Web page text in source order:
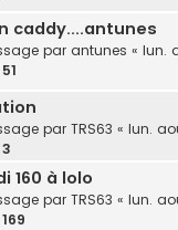
caddy....antunes
par antunes « lun.
51
par TRS63 « lun.
3
160 à lolo
par TRS63 « lun.
169